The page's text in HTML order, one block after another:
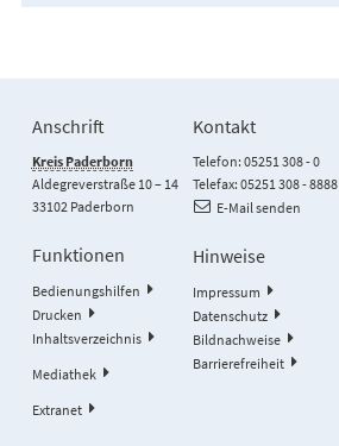
Anschrift
Kreis Paderborn
Aldegreverstraße 10 – 14
33102 Paderborn
Kontakt
Telefon: 05251 308 - 0
Telefax: 05251 308 - 8888
E-Mail senden
Funktionen
Bedienungshilfen
Drucken
Inhaltsverzeichnis
Mediathek
Extranet
Hinweise
Impressum
Datenschutz
Bildnachweise
Barrierefreiheit